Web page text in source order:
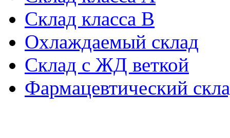
Склад класса B
Охлаждаемый склад
Склад с ЖД веткой
Фармацевтический